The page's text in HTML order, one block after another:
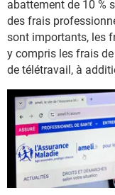
abattement de 10 %
des frais
sont importants, les
y compris les frais
de télétravail, à